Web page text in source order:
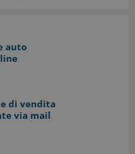
auto
di vendita
via mail